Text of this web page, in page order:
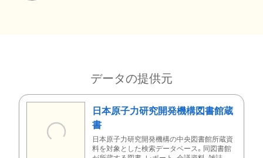
データの提供元
日本原子力研究開発機構図書館蔵
書
日本原子力研究開発機構の中央図書館所蔵資
料を対象とした検索データベース。同図書館